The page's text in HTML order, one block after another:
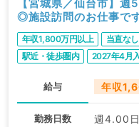
【宮城県／仙台市】
◎施設訪問のお仕事で
年収1,800万円以上 当直なし
駅近・徒歩圏内
2027年4月
給与 年収
勤務日数 週4.00